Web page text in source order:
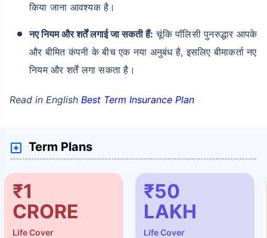
किया जाना आवश्यक है।
नए नियम और शर्तें लगाई जा सकती हैं: चूंकि पॉलिसी पुनरुद्धार आपके
और बीमित कंपनी के बीच एक नया अनुबंध है, इसलिए बीमाकर्ता नए
नियम और शर्तें लगा सकता है।
Read in English Best Term Insurance Plan
Term Plans
₹1
CRORE
Life Cover
₹50
LAKH
Life Cover